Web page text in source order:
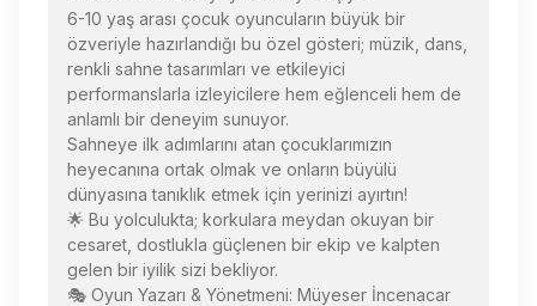
6-10 yaş arası çocuk oyuncuların büyük bir
özveriyle hazırlandığı bu özel gösteri; müzik, dans,
renkli sahne tasarımları ve etkileyici
performanslarla izleyicilere hem eğlenceli hem de
anlamlı bir deneyim sunuyor.
Sahneye ilk adımlarını atan çocuklarımızın
heyecanına ortak olmak ve onların büyülü
dünyasına tanıklık etmek için yerinizi ayırtın!
🌟 Bu yolculukta; korkulara meydan okuyan bir
cesaret, dostlukla güçlenen bir ekip ve kalpten
gelen bir iyilik sizi bekliyor.
🎭 Oyun Yazarı & Yönetmeni: Müyeser İncenacar